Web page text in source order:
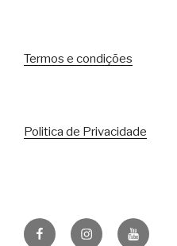
Termos e condições
Politica de Privacidade
FacebookInstagramYoutube